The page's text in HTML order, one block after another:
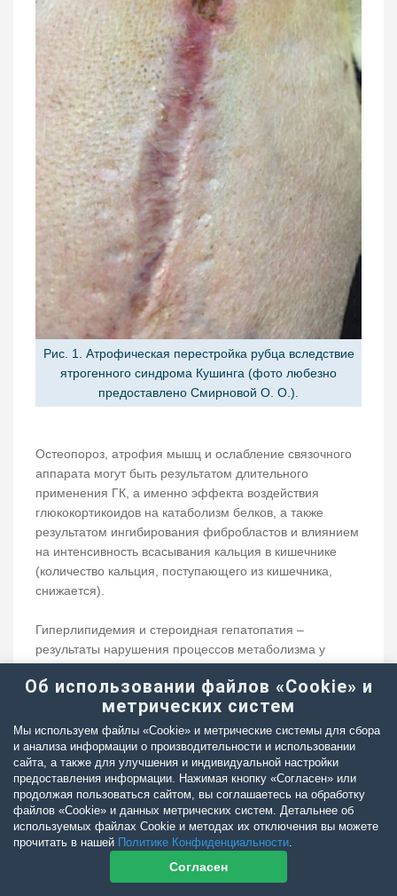
Рис. 1. Атрофическая перестройка рубца вследствие
ятрогенного синдрома Кушинга (фото любезно
предоставлено Смирновой О. О.).
Остеопороз, атрофия мышц и ослабление связочного
аппарата могут быть результатом длительного
применения ГК, а именно эффекта воздействия
глюкокортикоидов на катаболизм белков, а также
результатом ингибирования фибробластов и влиянием
на интенсивность всасывания кальция в кишечнике
(количество кальция, поступающего из кишечника,
снижается).
Гиперлипидемия и стероидная гепатопатия –
результаты нарушения процессов метаболизма у
Среди эндокринных изменений выделяют супрессию
надпочечников и последующую их атрофию, сахарный
диабет, пониженный синтез тиреоидных гормонов и
повышенный уровень паратиреоидных гормонов.
Здесь важно отметить, что у собак, получающих
противовоспалительные дозы глюкокортикоидов в
правильно выбранных режимах, данные осложнения
встречаются не более чем в 10% случаев, в то время
как при иммуносупрессивных режимах частота и
Об использовании файлов «Cookie» и
метрических систем
Мы используем файлы «Cookie» и метрические системы для сбора
и анализа информации о производительности и использовании
сайта, а также для улучшения и индивидуальной настройки
предоставления информации. Нажимая кнопку «Согласен» или
продолжая пользоваться сайтом, вы соглашаетесь на обработку
файлов «Cookie» и данных метрических систем. Детальнее об
используемых файлах Cookie и методах их отключения вы можете
прочитать в нашей Политике Конфиденциальности.
Согласен